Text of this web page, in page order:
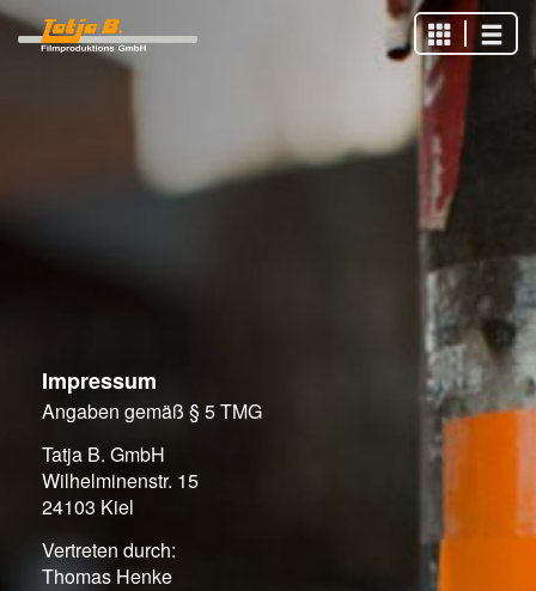
Impressum
Angaben gemäß § 5 TMG
Tatja B. GmbH
Wilhelminenstr. 15
24103 Kiel
Vertreten durch:
Thomas Henke